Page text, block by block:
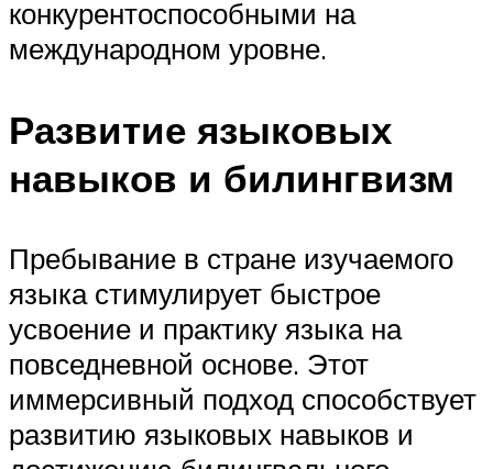
конкурентоспособными на
международном уровне.
Развитие языковых
навыков и билингвизм
Пребывание в стране изучаемого
языка стимулирует быстрое
усвоение и практику языка на
повседневной основе. Этот
иммерсивный подход способствует
развитию языковых навыков и